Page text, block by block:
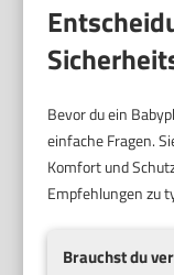
Bevor du ein
einfache Fragen.
Komfort und
Empfehlungen zu
Brauchst du